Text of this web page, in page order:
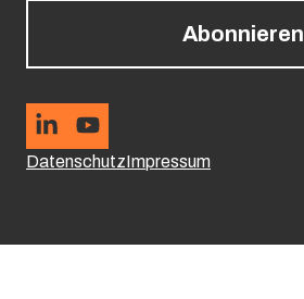
Abonnieren
DatenschutzImpressum